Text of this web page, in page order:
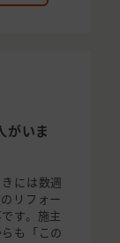
がいま
には数週
リフォー
す。施主
も「この